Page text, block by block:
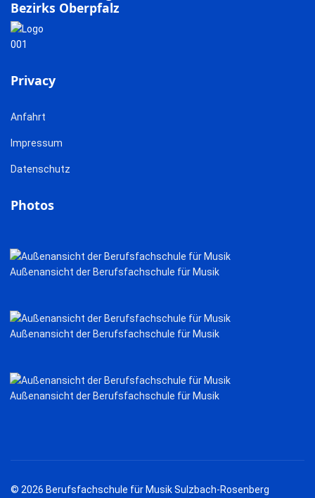
Bezirks Oberpfalz
Privacy
Anfahrt
Impressum
Datenschutz
Photos
Außenansicht der Berufsfachschule für Musik
Außenansicht der Berufsfachschule für Musik
Außenansicht der Berufsfachschule für Musik
© 2026 Berufsfachschule für Musik Sulzbach-Rosenberg